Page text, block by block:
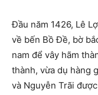
Đầu năm 1426, Lê
về bến Bồ Đề, bờ
nam để vây hãm
thành, vừa dụ hàng
và Nguyễn Trãi